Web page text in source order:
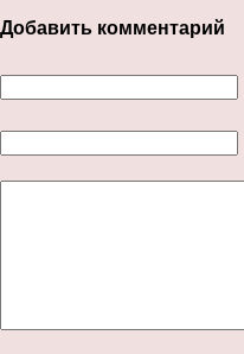
Добавить комментарий